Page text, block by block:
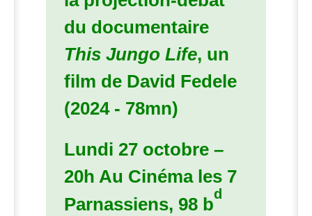
du documentaire
This Jungo Life, un
film de David Fedele
(2024 - 78mn)
Lundi 27 octobre –
20h Au Cinéma les 7
Parnassiens, 98 b
d